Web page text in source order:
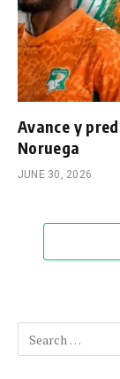
Avance y
Noruega
JUNE 30, 2026